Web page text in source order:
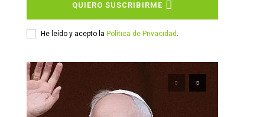
QUIERO SUSCRIBIRME
He leído y acepto la Política de Privacidad